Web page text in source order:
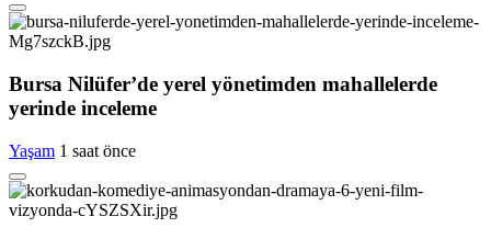
Bursa Nilüfer’de yerel yönetimden mahallelerde
yerinde inceleme
Yaşam 1 saat önce